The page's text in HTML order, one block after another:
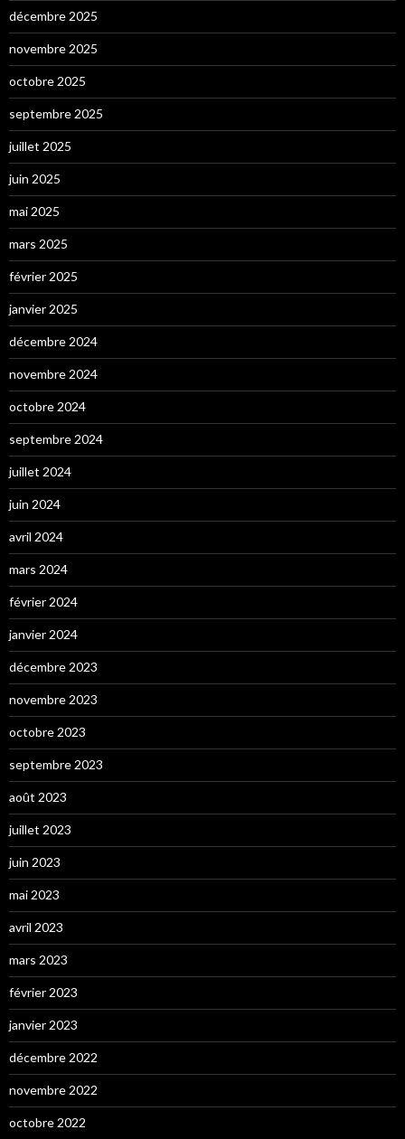
décembre 2025
novembre 2025
octobre 2025
septembre 2025
juillet 2025
juin 2025
mai 2025
mars 2025
février 2025
janvier 2025
décembre 2024
novembre 2024
octobre 2024
septembre 2024
juillet 2024
juin 2024
avril 2024
mars 2024
février 2024
janvier 2024
décembre 2023
novembre 2023
octobre 2023
septembre 2023
août 2023
juillet 2023
juin 2023
mai 2023
avril 2023
mars 2023
février 2023
janvier 2023
décembre 2022
novembre 2022
octobre 2022